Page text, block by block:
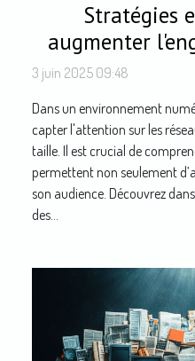
Stratégies
augmenter
3 juin 2025 09:48
Dans un environnement
capter l'attention sur les
taille. Il est crucial de
permettent non seulement
son audience. Découvrez
des...